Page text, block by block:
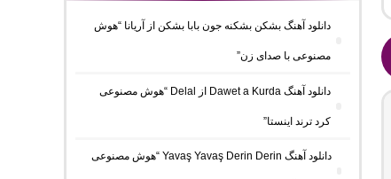
دانلود آهنگ بشکن بشکنه جون بابا بشکن از آریانا “هوش
مصنوعی با صدای زن”
دانلود آهنگ Dawet a Kurda از Delal “هوش مصنوعی
کرد ترند اینستا”
دانلود آهنگ Yavaş Yavaş Derin Derin “هوش مصنوعی